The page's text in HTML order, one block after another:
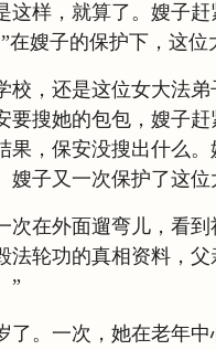
这样，就算了。嫂子
在嫂子的保护下，这位
校，还是这位女大法
要搜她的包包，嫂子
果，保安没搜出什么
子又一次保护了这位
次在外面遛弯儿，看
法轮功的真相资料，
”
了。一次，她在老年